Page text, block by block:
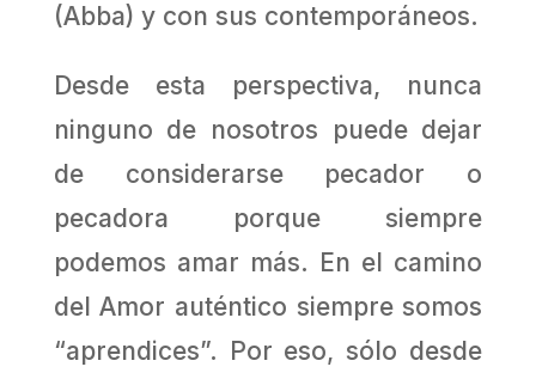
(Abba) y con sus contemporáneos.
Desde esta perspectiva, nunca
ninguno de nosotros puede dejar
de considerarse pecador o
pecadora porque siempre
podemos amar más. En el camino
del Amor auténtico siempre somos
“aprendices”. Por eso, sólo desde